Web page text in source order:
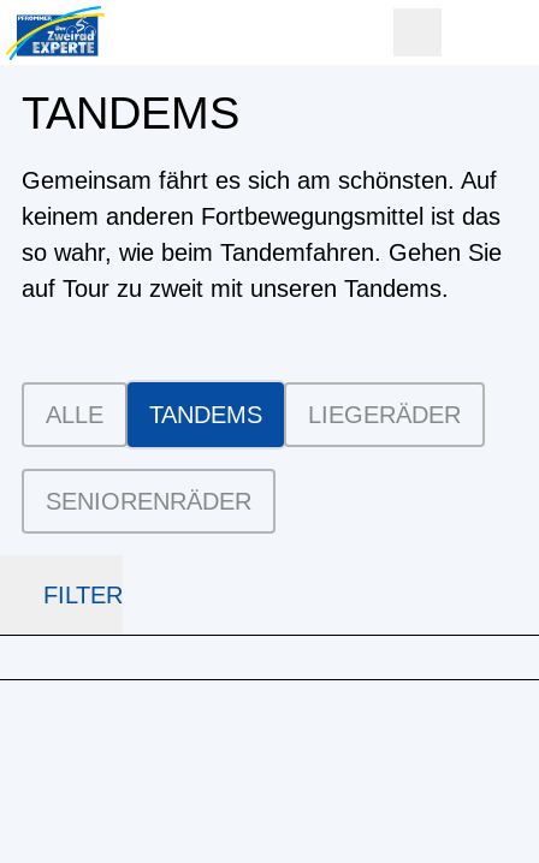
TANDEMS
Gemeinsam fährt es sich am schönsten. Auf
keinem anderen Fortbewegungsmittel ist das
so wahr, wie beim Tandemfahren. Gehen Sie
auf Tour zu zweit mit unseren Tandems.
ALLE TANDEMS LIEGERÄDER
SENIORENRÄDER
FILTER